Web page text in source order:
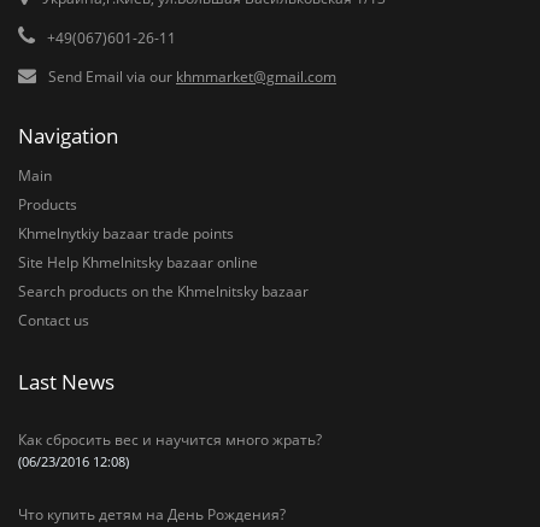
+49(067)601-26-11
Send Email via our khmmarket@gmail.com
Navigation
Main
Products
Khmelnytkiy bazaar trade points
Site Help Khmelnitsky bazaar online
Search products on the Khmelnitsky bazaar
Contact us
Last News
Как сбросить вес и научится много жрать?
(06/23/2016 12:08)
Что купить детям на День Рождения?